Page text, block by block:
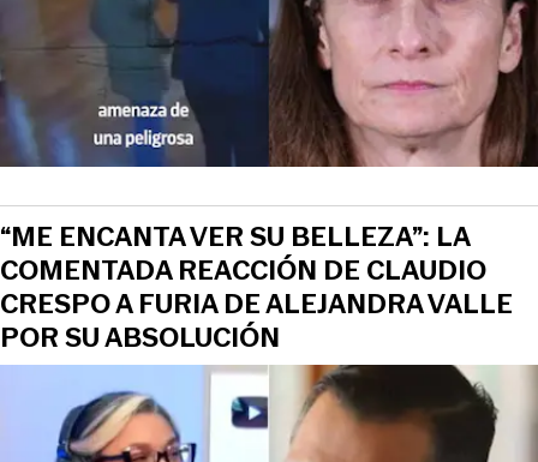
“ME ENCANTA VER SU BELLEZA”: LA
COMENTADA REACCIÓN DE CLAUDIO
CRESPO A FURIA DE ALEJANDRA VALLE
POR SU ABSOLUCIÓN